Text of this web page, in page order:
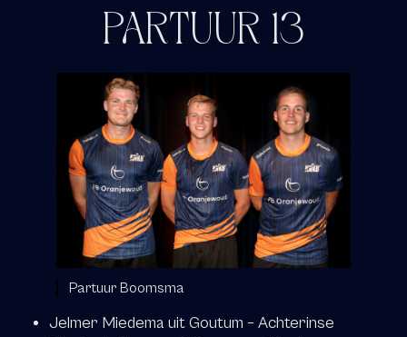
PARTUUR 13
Partuur Boomsma
Jelmer Miedema uit Goutum – Achterinse